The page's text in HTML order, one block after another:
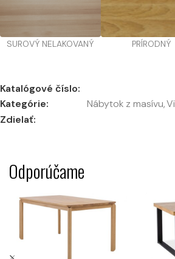
SUROVÝ NELAKOVANÝ PRÍRODNÝ
Katalógové číslo:
Kategórie:
Nábytok z masívu,
Zdielať:
Odporúčame